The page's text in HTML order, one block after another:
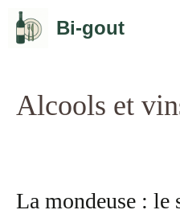
Aller
contenu
Bi-gout
Alcools et
La mondeuse : le